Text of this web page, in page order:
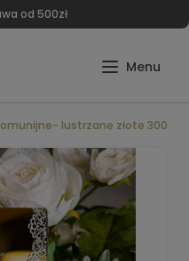
od 500zł
lustrzane złote 300